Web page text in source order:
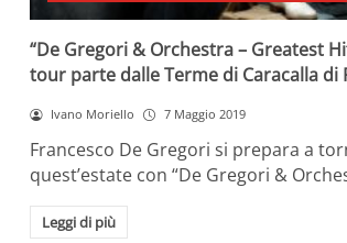
“De Gregori & Orchestra – Greatest
tour parte dalle Terme di Caracalla di
Ivano Moriello 7 Maggio 2019
Francesco De Gregori si prepara a
quest’estate con “De Gregori &
Leggi di più